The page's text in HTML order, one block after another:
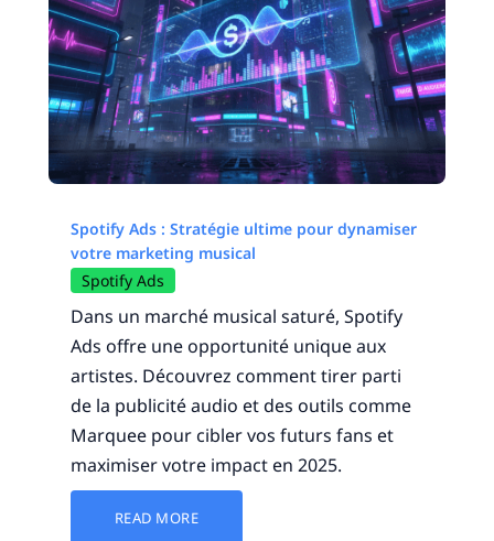
Spotify Ads : Stratégie ultime pour dynamiser
votre marketing musical
Spotify Ads
Dans un marché musical saturé, Spotify
Ads offre une opportunité unique aux
artistes. Découvrez comment tirer parti
de la publicité audio et des outils comme
Marquee pour cibler vos futurs fans et
maximiser votre impact en 2025.
READ MORE